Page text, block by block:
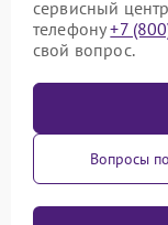
сервисный
телефону+7
свой вопрос.
Вопросы